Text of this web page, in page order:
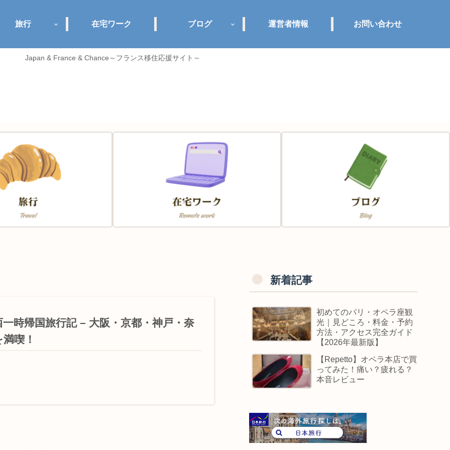
Japan & France & Chance～フランス移住応援サイト～
旅行 在宅ワーク ブログ 運営者情報 お問い合わせ
一時帰国旅行記 – 大阪・京都・神戸・奈
喫！
新着記事
初めてのパリ・オペラ座観
光｜見どころ・料金・予約
方法・アクセス完全ガイド
【2026年最新版】
【Repetto】オペラ本店で買
ってみた！痛い？疲れる？
本音レビュー